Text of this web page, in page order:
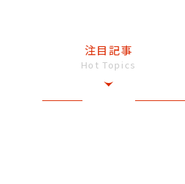
注目記事
Hot Topics